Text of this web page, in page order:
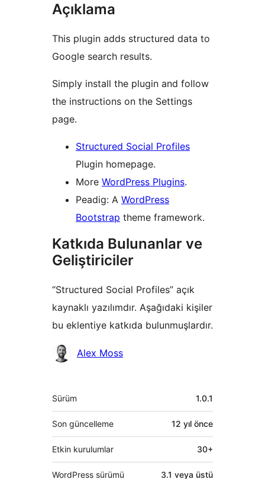
Açıklama
This plugin adds structured data to
Google search results.
Simply install the plugin and follow
the instructions on the Settings
page.
Structured Social Profiles
Plugin homepage.
More WordPress Plugins.
Peadig: A WordPress
Bootstrap theme framework.
Katkıda Bulunanlar ve
Geliştiriciler
“Structured Social Profiles” açık
kaynaklı yazılımdır. Aşağıdaki kişiler
bu eklentiye katkıda bulunmuşlardır.
KatkıdaAlex Moss
Meta
Sürüm 1.0.1
Son güncelleme 12 yıl önce
Etkin kurulumlar 30+
WordPress sürümü 3.1 veya üstü